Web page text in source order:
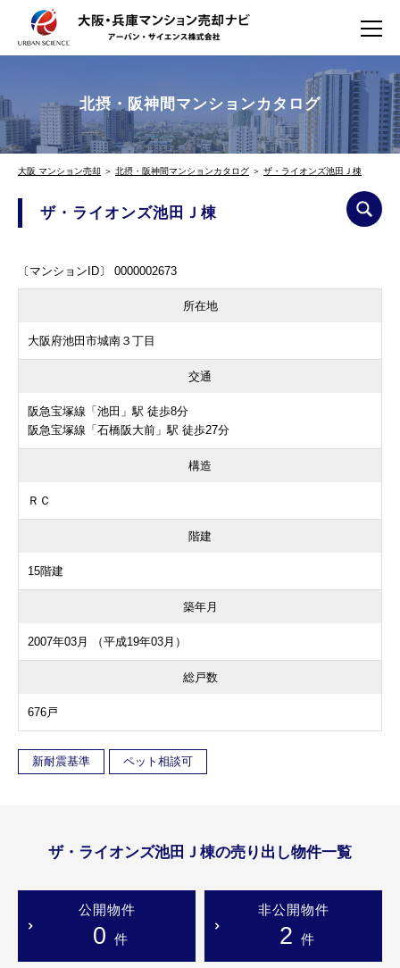
北摂・阪神間マンションカタログ
大阪 マンション売却 ＞ 北摂・阪神間マンションカタログ ＞ ザ・ライオンズ池田Ｊ棟
ザ・ライオンズ池田Ｊ棟
〔マンションID〕 0000002673
所在地
大阪府池田市城南３丁目
交通
阪急宝塚線「池田」駅 徒歩8分
阪急宝塚線「石橋阪大前」駅 徒歩27分
構造
ＲＣ
階建
15階建
築年月
2007年03月 （平成19年03月）
総戸数
676戸
新耐震基準 ペット相談可
ザ・ライオンズ池田Ｊ棟の売り出し物件一覧
公開物件
0 件
非公開物件
2 件